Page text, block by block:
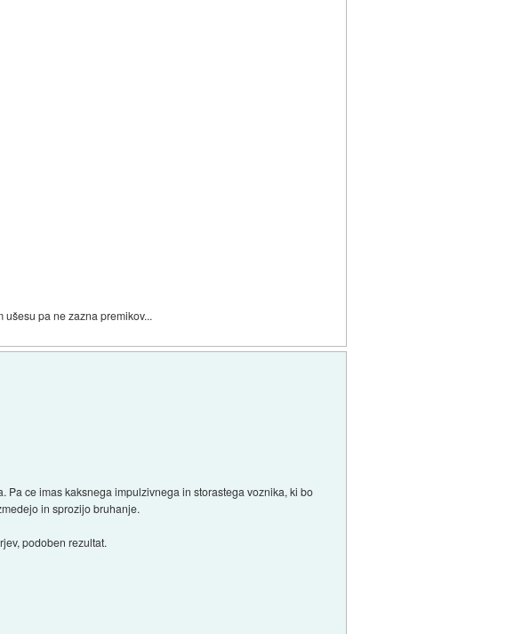
pa ne zazna premikov...
ce imas kaksnega impulzivnega in storastega voznika, ki bo
in sprozijo bruhanje.
podoben rezultat.